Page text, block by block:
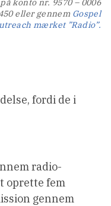
eller gennem Gospel
mærket ”Radio”.
fordi de i
radio-
oprette fem
gennem